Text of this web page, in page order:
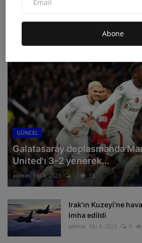
Abone
GÜNCEL
Galatasaray deplasmanda
United'ı 3-2 yenerek...
admin Eki 4, 2023 0 33
Irak'ın Kuzeyi'ne
imha edildi
admin Eki 4, 2023 0